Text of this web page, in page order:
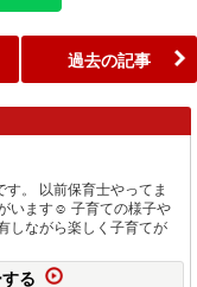
過去の記事
。 以前保育士やってま
います☺️ 子育ての様子や
しながら楽しく子育てが
る